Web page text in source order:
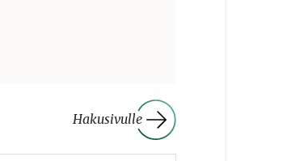
Hakusivulle